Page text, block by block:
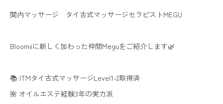
関内マッサージ タイ古式マッサージセラピストMEGU
Bloomiiに新しく加わった仲間Meguをご紹介します🌿
📚 ITMタイ古式マッサージLevel1-2取得済
🌺 オイルエステ経験3年の実力派